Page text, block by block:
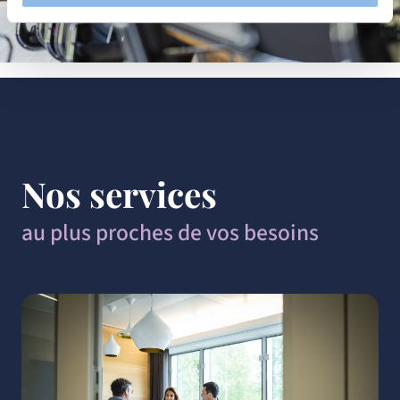
suivre les performances. Partager des informations avec
les réseaux sociaux utilisés et vous permettre de
visualiser du contenu hébergé sur un site externe.
Nos services
au plus proches de vos besoins